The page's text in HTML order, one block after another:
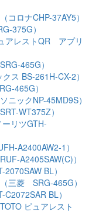
コロナCHP-37AY5）
375G）
アレストQR アプリ
465G）
ス BS-261H-CX-2）
465G）
ニックNP-45MD9S）
WT375Z）
リツGTH-
A2400AW2-1）
A2405SAW(C)）
BL）
三菱 SRG-465G）
BL）
ピュアレスト